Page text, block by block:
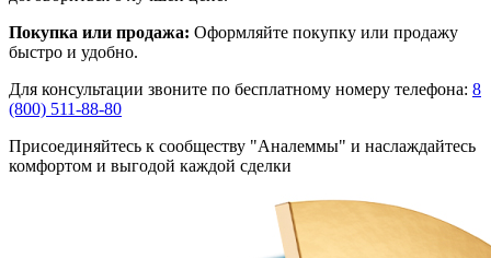
Покупка или продажа: Оформляйте покупку или продажу
быстро и удобно.
Для консультации звоните по бесплатному номеру телефона: 8
(800) 511-88-80
Присоединяйтесь к сообществу "Аналеммы" и наслаждайтесь
комфортом и выгодой каждой сделки